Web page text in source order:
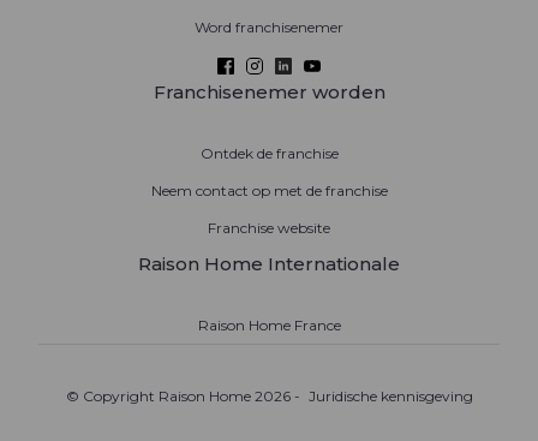
Word franchisenemer
Franchisenemer worden
Ontdek de franchise
Neem contact op met de franchise
Franchise website
Raison Home Internationale
Raison Home France
© Copyright Raison Home 2026 - Juridische kennisgeving